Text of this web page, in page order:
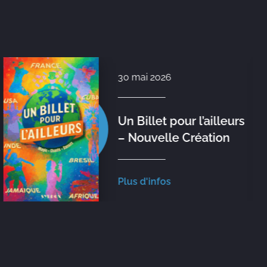
30 mai 2026
Un Billet pour l’ailleurs
– Nouvelle Création
Plus d'infos